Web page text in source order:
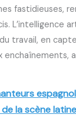
fastidieuses,
L’intelligence
travail, en
enchaînements,
la scène latine